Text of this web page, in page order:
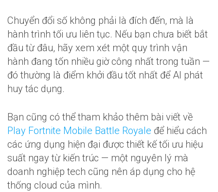
Chuyển đổi số không phải là đích đến, mà là
hành trình tối ưu liên tục. Nếu bạn chưa biết bắt
đầu từ đâu, hãy xem xét một quy trình vận
hành đang tốn nhiều giờ công nhất trong tuần —
đó thường là điểm khởi đầu tốt nhất để AI phát
huy tác dụng.
Bạn cũng có thể tham khảo thêm bài viết về
Play Fortnite Mobile Battle Royale để hiểu cách
các ứng dụng hiện đại được thiết kế tối ưu hiệu
suất ngay từ kiến trúc — một nguyên lý mà
doanh nghiệp tech cũng nên áp dụng cho hệ
thống cloud của mình.